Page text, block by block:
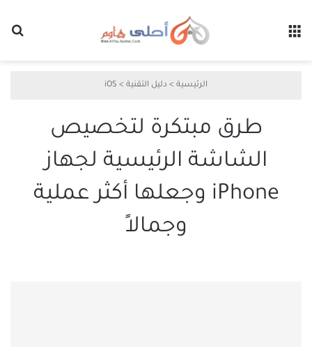
الرئيسية > دليل التقنية >
iOS
طرق مبتكرة لتخصيص
الشاشة الرئيسية لجهاز
iPhone وجعلها أكثر عملية
وجمالاً